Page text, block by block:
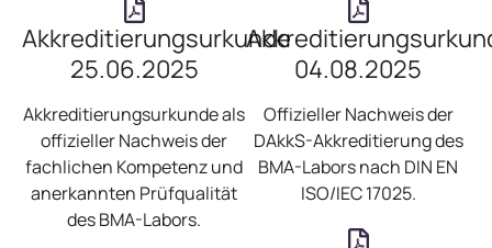
Akkreditierungsurkunde
25.06.2025
Akkreditierungsurkunde als
offizieller Nachweis der
fachlichen Kompetenz und
anerkannten Prüfqualität
des BMA-Labors.
04.08.2025
Offizieller Nachweis der
DAkkS-Akkreditierung des
BMA-Labors nach DIN EN
ISO/IEC 17025.